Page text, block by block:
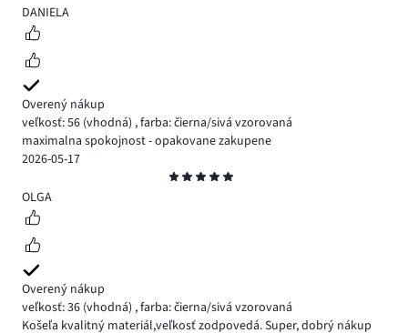
5
DANIELA
Overený nákup
veľkosť: 56 (vhodná) ,farba: čierna/sivá vzorovaná
maximalna spokojnost - opakovane zakupene
2026-05-17
5
OLGA
Overený nákup
veľkosť: 36 (vhodná) ,farba: čierna/sivá vzorovaná
Košeľa kvalitný materiál,veľkosť zodpovedá. Super, dobrý nákup